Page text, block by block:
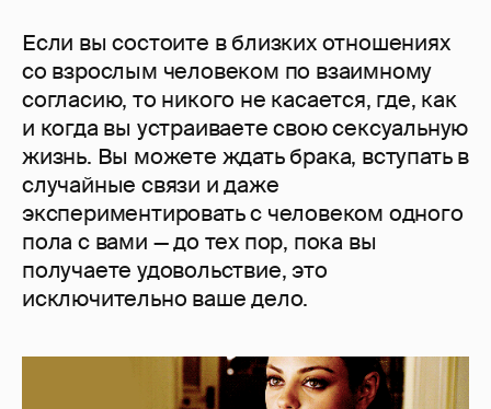
Если вы состоите в близких отношениях
со взрослым человеком по взаимному
согласию, то никого не касается, где, как
и когда вы устраиваете свою сексуальную
жизнь. Вы можете ждать брака, вступать в
случайные связи и даже
экспериментировать с человеком одного
пола с вами — до тех пор, пока вы
получаете удовольствие, это
исключительно ваше дело.